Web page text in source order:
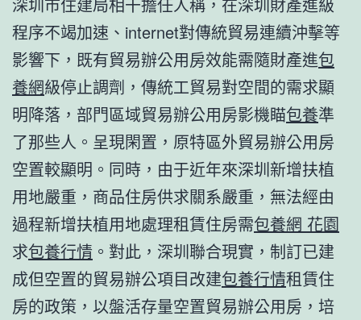
程序不竭加速、internet對傳統貿易連續沖擊等
影響下，既有貿易辦公用房效能需隨財產進包
養網級停止調劑，傳統工貿易對空間的需求顯
明降落，部門區域貿易辦公用房影機瞄包養準
了那些人。呈現閑置，原特區外貿易辦公用房
空置較顯明。同時，由于近年來深圳新增扶植
用地嚴重，商品住房供求關系嚴重，無法經由
過程新增扶植用地處理租賃住房需包養網 花園
求包養行情 。對此，深圳聯合現實，制訂已建
成但空置的貿易辦公項目改建包養行情租賃住
房的政策，以盤活存量空置貿易辦公用房，培